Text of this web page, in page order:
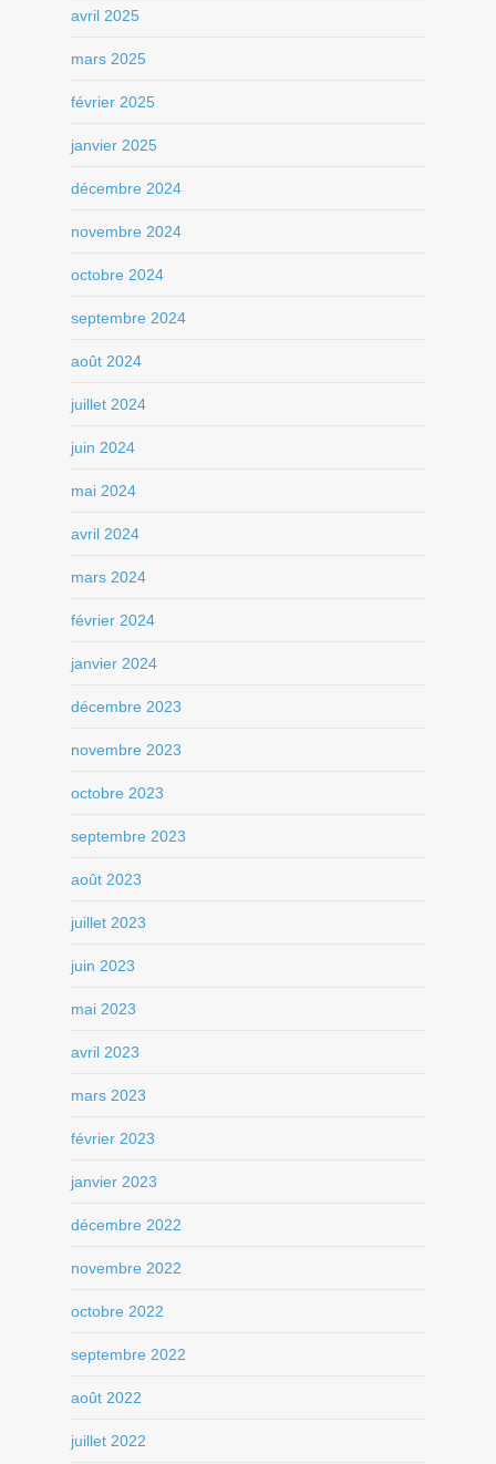
avril 2025
mars 2025
février 2025
janvier 2025
décembre 2024
novembre 2024
octobre 2024
septembre 2024
août 2024
juillet 2024
juin 2024
mai 2024
avril 2024
mars 2024
février 2024
janvier 2024
décembre 2023
novembre 2023
octobre 2023
septembre 2023
août 2023
juillet 2023
juin 2023
mai 2023
avril 2023
mars 2023
février 2023
janvier 2023
décembre 2022
novembre 2022
octobre 2022
septembre 2022
août 2022
juillet 2022